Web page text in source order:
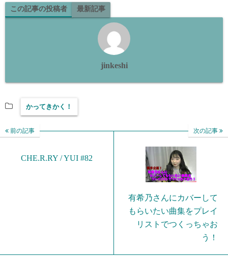
tte
r
bo
ok
ail
この記事の投稿者 最新記事
jinkeshi
かってきかく！
前の記事
CHE.R.RY / YUI #82
次の記事
有希乃さんにカバーして
もらいたい曲集をプレイ
リストでつくっちゃお
う！